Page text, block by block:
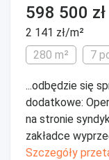
598 500 zł
2 141 zł/m²
280 m²
7
...odbędzie się
dodatkowe:
na stronie
zakładce
Szczegóły